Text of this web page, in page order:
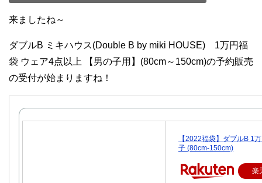
来ましたね～
ダブルB ミキハウス(Double B by miki HOUSE) 1万円福
袋 ウェア4点以上 【男の子用】(80cm～150cm)の予約販売
の受付が始まりますね！
【2022福袋】ダブルB 1
子 (80cm-150cm)
楽